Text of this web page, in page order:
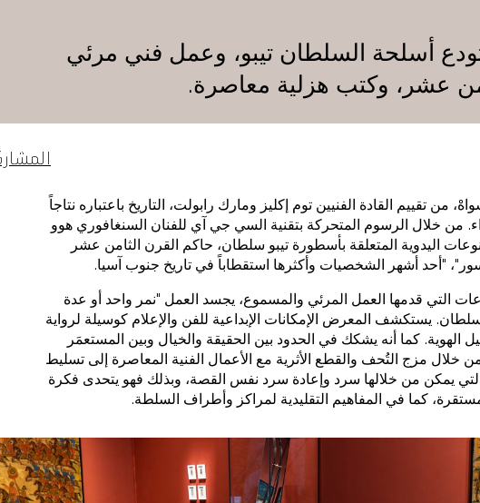
أسلحة السلطان تيبو، وعمل فني مرئي
عشر، وكتب هزلية معاصرة.
تقييم القادة الفنيين توم إكليز ومارك رابولت، التاريخ باعتباره نتاجاً
من خلال الرسوم المتحركة بتقنية السي جي آي للفنان السنغافوري هوو
1976) والمصنوعات اليدوية المتعلقة بأسطورة تيبو سلطان، حاكم القرن الثامن عشر
"أحد أشهر الشخصيات وأكثرها استقطاباً في تاريخ جنوب آسيا.
التي قدمها العمل المرئي والمسموع، يجسد العمل "نمر واحد أو عدة
يستكشف المعرض الإمكانات الإبداعية للفن والإعلام كوسيلة لرواية
كما أنه يشكك في الحدود بين الحقيقة والخيال وبين المستعمَر
مزج التُحف والقطع الأثرية مع الأعمال الفنية المعاصرة إلى تسليط
يمكن من خلالها سرد وإعادة سرد نفس القصة، وبذلك فهو يتحدى فكرة
كما في المفاهيم التقليدية لمراكز وأطراف السلطة.
الفعاليات
خطط لزيارة
المتحف
التعلم